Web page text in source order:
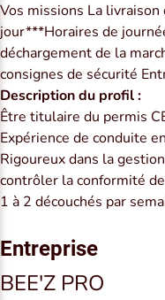
Vos missions La
jour***Horaires de
déchargement de la
consignes de sécurité
Description du profil :
Être titulaire du permis
Expérience de conduite
Rigoureux dans la
contrôler la conformité
1 à 2 découchés par
Entreprise
BEE'Z PRO